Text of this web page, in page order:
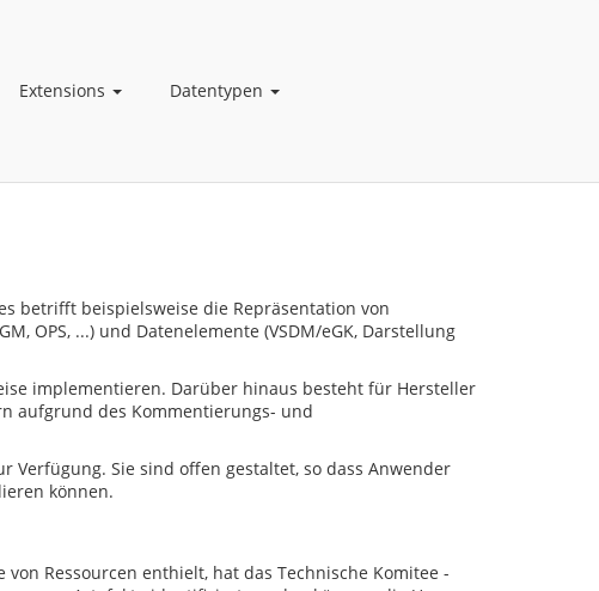
Extensions Datentypen
betrifft beispielsweise die Repräsentation von
OPS, ...) und Datenelemente (VSDM/eGK, Darstellung
implementieren. Darüber hinaus besteht für Hersteller
aufgrund des Kommentierungs- und
Verfügung. Sie sind offen gestaltet, so dass Anwender
können.
Ressourcen enthielt, hat das Technische Komitee -